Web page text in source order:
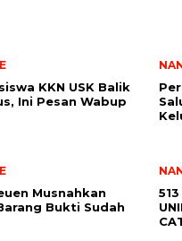
KKN USK Balik
Ini Pesan Wabup
Musnahkan
Bukti Sudah